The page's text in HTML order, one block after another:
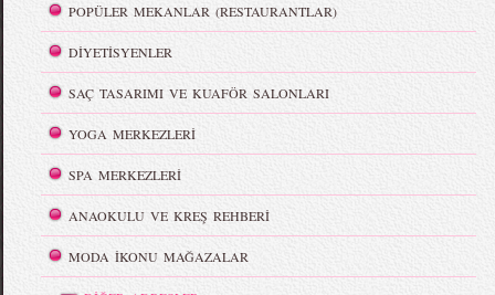
POPÜLER MEKANLAR (RESTAURANTLAR)
DİYETİSYENLER
SAÇ TASARIMI VE KUAFÖR SALONLARI
YOGA MERKEZLERİ
SPA MERKEZLERİ
ANAOKULU VE KREŞ REHBERİ
MODA İKONU MAĞAZALAR